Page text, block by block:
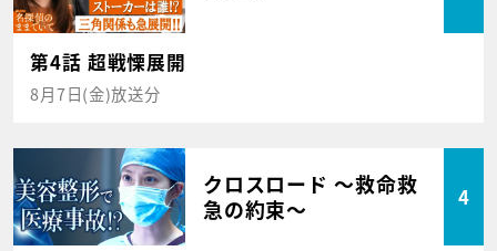
第4話 超戦慄展開
8月7日(金)放送分
クロスロード ～救命救
急の約束～
4